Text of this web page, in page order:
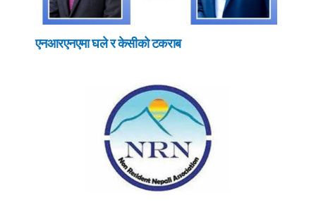
एनआरएनएमा घले र केसीको टकराब